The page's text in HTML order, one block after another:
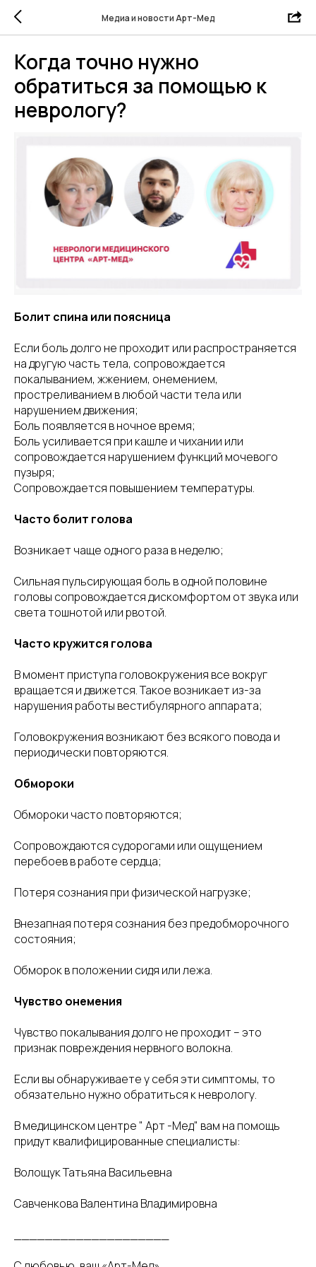
Медиа и новости Арт-Мед
Когда точно нужно
обратиться за помощью к
неврологу?
Болит спина или поясница
Если боль долго не проходит или распространяется
на другую часть тела, сопровождается
покалыванием, жжением, онемением,
простреливанием в любой части тела или
нарушением движения;
Боль появляется в ночное время;
Боль усиливается при кашле и чихании или
сопровождается нарушением функций мочевого
пузыря;
Сопровождается повышением температуры.
Часто болит голова
Возникает чаще одного раза в неделю;
Сильная пульсирующая боль в одной половине
головы сопровождается дискомфортом от звука или
света тошнотой или рвотой.
Часто кружится голова
В момент приступа головокружения все вокруг
вращается и движется. Такое возникает из-за
нарушения работы вестибулярного аппарата;
Головокружения возникают без всякого повода и
периодически повторяются.
Обмороки
Обмороки часто повторяются;
Сопровождаются судорогами или ощущением
перебоев в работе сердца;
Потеря сознания при физической нагрузке;
Внезапная потеря сознания без предобморочного
состояния;
Обморок в положении сидя или лежа.
Чувство онемения
Чувство покалывания долго не проходит – это
признак повреждения нервного волокна.
Если вы обнаруживаете у себя эти симптомы, то
обязательно нужно обратиться к неврологу.
В медицинском центре " Арт -Мед" вам на помощь
придут квалифицированные специалисты:
Волощук Татьяна Васильевна
Савченкова Валентина Владимировна